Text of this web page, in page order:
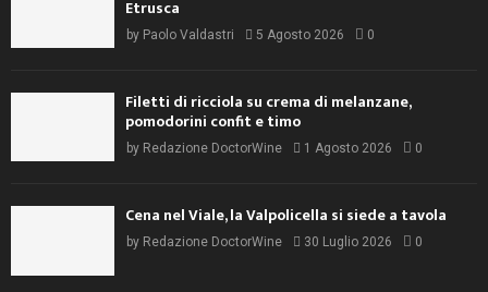
Etrusca
by Paolo Valdastri 5 Agosto 2026 0
Filetti di ricciola su crema di melanzane,
pomodorini confit e timo
by Redazione DoctorWine 1 Agosto 2026 0
Cena nel Viale, la Valpolicella si siede a tavola
by Redazione DoctorWine 30 Luglio 2026 0